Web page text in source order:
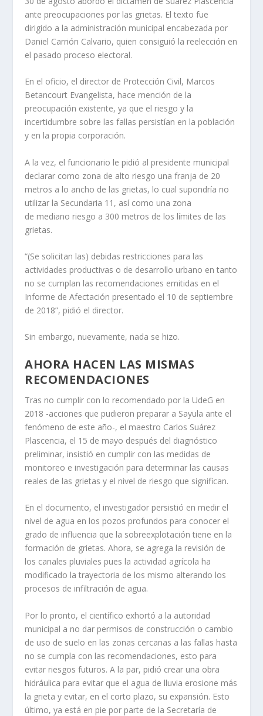
ante preocupaciones por las grietas. El texto fue
dirigido a la administración municipal encabezada por
Daniel Carrión Calvario, quien consiguió la reelección en
el pasado proceso electoral.
En el oficio, el director de Protección Civil, Marcos
Betancourt Evangelista, hace mención de la
preocupación existente, ya que el riesgo y la
incertidumbre sobre las fallas persistían en la población
y en la propia corporación.
A la vez, el funcionario le pidió al presidente municipal
declarar como zona de alto riesgo una franja de 20
metros a lo ancho de las grietas, lo cual supondría no
utilizar la Secundaria 11, así como una zona
de mediano riesgo a 300 metros de los límites de las
grietas.
“(Se solicitan las) debidas restricciones para las
actividades productivas o de desarrollo urbano en tanto
no se cumplan las recomendaciones emitidas en el
Informe de Afectación presentado el 10 de septiembre
de 2018”, pidió el director.
Sin embargo, nuevamente, nada se hizo.
AHORA HACEN LAS MISMAS
RECOMENDACIONES
Tras no cumplir con lo recomendado por la UdeG en
2018 -acciones que pudieron preparar a Sayula ante el
fenómeno de este año-, el maestro Carlos Suárez
Plascencia, el 15 de mayo después del diagnóstico
preliminar, insistió en cumplir con las medidas de
monitoreo e investigación para determinar las causas
reales de las grietas y el nivel de riesgo que significan.
En el documento, el investigador persistió en medir el
nivel de agua en los pozos profundos para conocer el
grado de influencia que la sobreexplotación tiene en la
formación de grietas. Ahora, se agrega la revisión de
los canales pluviales pues la actividad agrícola ha
modificado la trayectoria de los mismo alterando los
procesos de infiltración de agua.
Por lo pronto, el científico exhortó a la autoridad
municipal a no dar permisos de construcción o cambio
de uso de suelo en las zonas cercanas a las fallas hasta
no se cumpla con las recomendaciones, esto para
evitar riesgos futuros. A la par, pidió crear una obra
hidráulica para evitar que el agua de lluvia erosione más
la grieta y evitar, en el corto plazo, su expansión. Esto
último, ya está en pie por parte de la Secretaría de